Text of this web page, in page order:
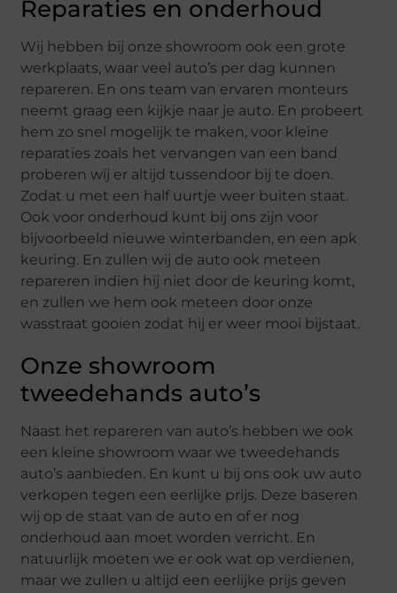
Reparaties en onderhoud
Wij hebben bij onze showroom ook een grote
werkplaats, waar veel auto’s per dag kunnen
repareren. En ons team van ervaren monteurs
neemt graag een kijkje naar je auto. En probeert
hem zo snel mogelijk te maken, voor kleine
reparaties zoals het vervangen van een band
proberen wij er altijd tussendoor bij te doen.
Zodat u met een half uurtje weer buiten staat.
Ook voor onderhoud kunt bij ons zijn voor
bijvoorbeeld nieuwe winterbanden, en een apk
keuring. En zullen wij de auto ook meteen
repareren indien hij niet door de keuring komt,
en zullen we hem ook meteen door onze
wasstraat gooien zodat hij er weer mooi bijstaat.
Onze showroom
tweedehands auto’s
Naast het repareren van auto’s hebben we ook
een kleine showroom waar we tweedehands
auto’s aanbieden. En kunt u bij ons ook uw auto
verkopen tegen een eerlijke prijs. Deze baseren
wij op de staat van de auto en of er nog
onderhoud aan moet worden verricht. En
natuurlijk moeten we er ook wat op verdienen,
maar we zullen u altijd een eerlijke prijs geven